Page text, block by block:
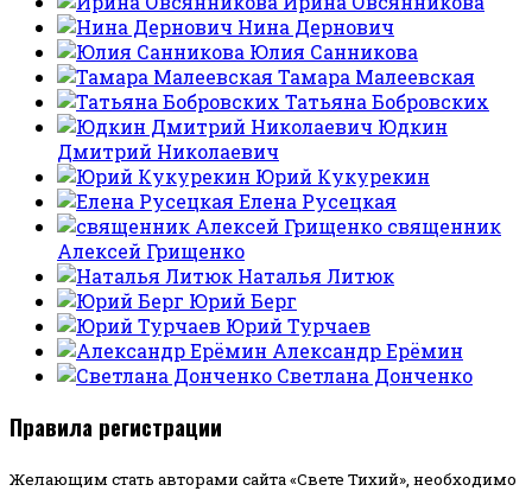
Нина Дернович
Юлия Санникова
Тамара Малеевская
Татьяна Бобровских
Юдкин
Дмитрий Николаевич
Юрий Кукурекин
Елена Русецкая
священник
Алексей Грищенко
Наталья Литюк
Юрий Берг
Юрий Турчаев
Александр Ерёмин
Светлана Донченко
Правила регистрации
Желающим стать авторами сайта «Свете Тихий», необходимо